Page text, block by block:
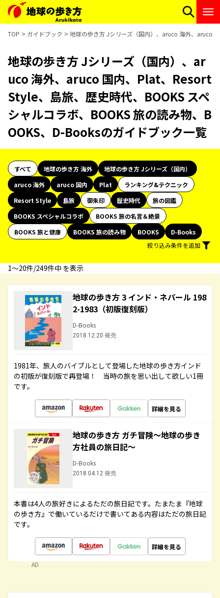
TOP ガイドブック 地球の歩き方 Jシリーズ（国内）、aruco 海外、aruco
地球の歩き方 Jシリーズ（国内）、ar
uco 海外、aruco 国内、Plat、Resort
Style、島旅、歴史時代、BOOKS スペ
シャルコラボ、BOOKS 旅の読み物、B
OOKS、D-Booksのガイドブック一覧
すべて 地球の歩き方 海外
地球の歩き方 Jシリーズ（国内）
aruco 海外
aruco 国内 Plat
ランキング&テクニック
Resort Style
島旅 御朱印 歴史時代
旅の図鑑
BOOKS スペシャルコラボ
BOOKS 旅の名言＆絶景
BOOKS 旅と健康
BOOKS 旅の読み物 BOOKS
D-Books
絞り込み条件を追加
1〜20件/249件中 を表示
地球の歩き方 3 インド・ネパール 198
2-1983（初版復刻版）
D-Books
2018.12.20 発売
1981年、旅人のバイブルとして登場した地球の歩き方インド
の初版が復刻版で再登場！ 当時の旅を思い出して欲しい1冊
です。
詳細を見る
地球の歩き方 ガチ冒険～地球の歩き
方社員の旅日記～
D-Books
2018.04.12 発売
本書は4人の旅好きによるただの旅日記です。たまたま『地球
の歩き方』で働いているだけで書いてある内容はただの旅日記
です。
詳細を見る
AD